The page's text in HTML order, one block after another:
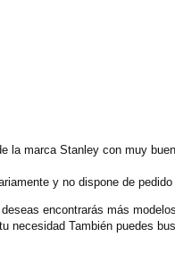
la marca Stanley con muy
y no dispone de
encontrarás más
necesidad También puedes